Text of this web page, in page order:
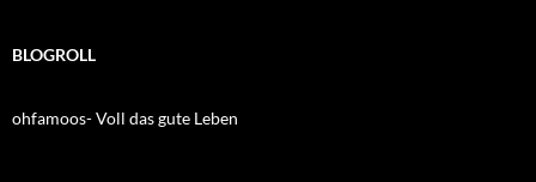
BLOGROLL
ohfamoos- Voll das gute Leben